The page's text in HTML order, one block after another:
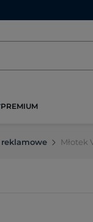
PREMIUM
reklamowe Młotek